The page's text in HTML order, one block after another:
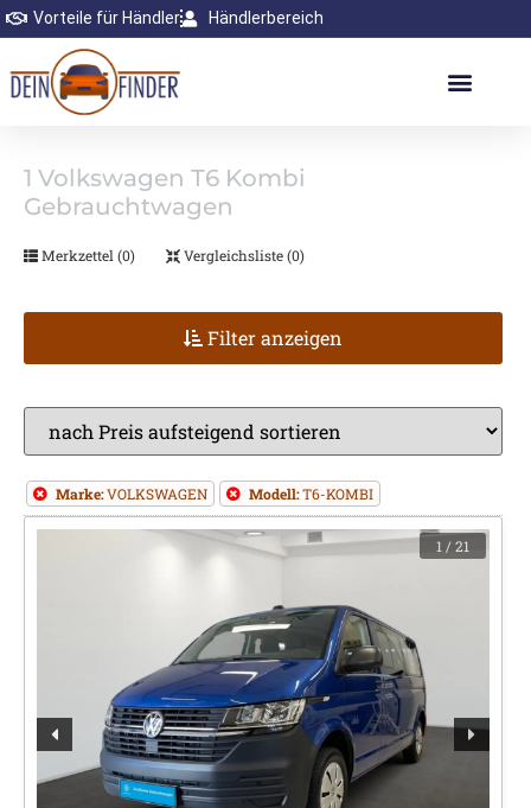
Vorteile für Händler Händlerbereich
1 Volkswagen T6 Kombi
Gebrauchtwagen
Merkzettel (0) Vergleichsliste (0)
Filter anzeigen
Marke:VOLKSWAGEN Modell:T6-KOMBI
1/ 21